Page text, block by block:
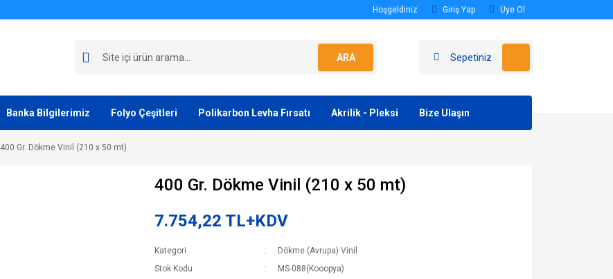
Hoşgeldiniz Giriş Yap Üye Ol
ARA Sepetiniz
Banka Bilgilerimiz Folyo Çeşitleri Polikarbon Levha Fırsatı Akrilik - Pleksi Bize Ulaşın
400 Gr. Dökme Vinil (210 x 50 mt)
400 Gr. Dökme Vinil (210 x 50 mt)
7.754,22 TL+KDV
Kategori
Dökme (Avrupa) Vinil
Stok Kodu
MS-088(Kooopya)